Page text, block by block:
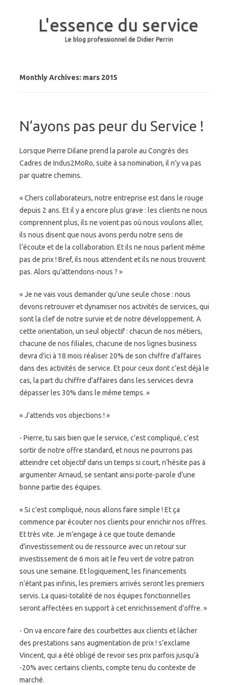
L'essence du service
Le blog professionnel de Didier Perrin
Monthly Archives: mars 2015
N’ayons pas peur du Service !
Lorsque Pierre Dilane prend la parole au Congrès des
Cadres de Indus2MoRo, suite à sa nomination, il n’y va pas
par quatre chemins.
« Chers collaborateurs, notre entreprise est dans le rouge
depuis 2 ans. Et il y a encore plus grave : les clients ne nous
comprennent plus, ils ne voient pas où nous voulons aller,
ils nous disent que nous avons perdu notre sens de
l’écoute et de la collaboration. Et ils ne nous parlent même
pas de prix ! Bref, ils nous attendent et ils ne nous trouvent
pas. Alors qu’attendons-nous ? »
« Je ne vais vous demander qu’une seule chose : nous
devons retrouver et dynamiser nos activités de services, qui
sont la clef de notre survie et de notre développement. A
cette orientation, un seul objectif : chacun de nos métiers,
chacune de nos filiales, chacune de nos lignes business
devra d’ici à 18 mois réaliser 20% de son chiffre d’affaires
dans des activités de service. Et pour ceux dont c’est déjà le
cas, la part du chiffre d’affaires dans les services devra
dépasser les 30% dans le même temps. »
« J’attends vos objections ! »
- Pierre, tu sais bien que le service, c’est compliqué, c’est
sortir de notre offre standard, et nous ne pourrons pas
atteindre cet objectif dans un temps si court, n’hésite pas à
argumenter Arnaud, se sentant ainsi porte-parole d’une
bonne partie des équipes.
« Si c’est compliqué, nous allons faire simple ! Et ça
commence par écouter nos clients pour enrichir nos offres.
Et très vite. Je m’engage à ce que toute demande
d’investissement ou de ressource avec un retour sur
investissement de 6 mois ait le feu vert de votre patron
sous une semaine. Et logiquement, les financements
n’étant pas infinis, les premiers arrivés seront les premiers
servis. La quasi-totalité de nos équipes fonctionnelles
seront affectées en support à cet enrichissement d’offre. »
- On va encore faire des courbettes aux clients et lâcher
des prestations sans augmentation de prix ! s’exclame
Vincent, qui a été obligé de revoir ses prix parfois jusqu’à
-20% avec certains clients, compte tenu du contexte de
marché.